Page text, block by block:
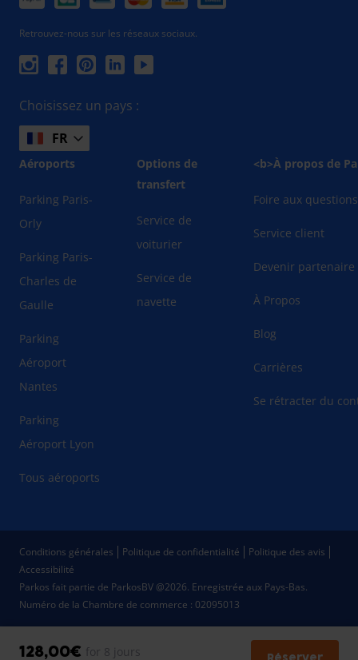
128,00€ for 8 jours
Retrouvez-nous sur les réseaux sociaux.
Choisissez un pays :
FR
Aéroports
Parking Paris-
Orly
Parking Paris-
Charles de
Gaulle
Parking
Aéroport
Nantes
Parking
Aéroport Lyon
Tous aéroports
Options de
transfert
Service de
voiturier
Service de
navette
<b>À propos de
Foire aux questions
Service client
Devenir partenaire
À Propos
Blog
Carrières
Se rétracter du
Parkos fait partie de ParkosBV @2026. Enregistrée aux Pays-Bas.
Numéro de la Chambre de commerce : 02095013
Conditions générales Politique de confidentialité
Politique des avis
Accessibilité